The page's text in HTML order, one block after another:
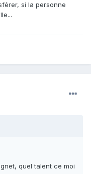
si la personne
quel talent ce moi